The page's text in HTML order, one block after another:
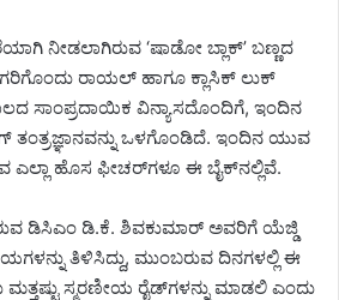
ನೀಡಲಾಗಿರುವ ‘ಷಾಡೋ ಬ್ಲಾಕ್’ ಬಣ್ಣದ
ರಾಯಲ್ ಹಾಗೂ ಕ್ಲಾಸಿಕ್ ಲುಕ್
ಸಾಂಪ್ರದಾಯಿಕ ವಿನ್ಯಾಸದೊಂದಿಗೆ, ಇಂದಿನ
ಒಳಗೊಂಡಿದೆ. ಇಂದಿನ ಯುವ
ಎಲ್ಲಾ ಹೊಸ ಫೀಚರ್‌ಗಳೂ ಈ ಬೈಕ್‌ನಲ್ಲಿವೆ.
ಡಿಸಿಎಂ ಡಿ.ಕೆ. ಶಿವಕುಮಾರ್‌ ಅವರಿಗೆ ಯೆಜ್ಡಿ
ತಿಳಿಸಿದ್ದು, ಮುಂಬರುವ ದಿನಗಳಲ್ಲಿ ಈ
ಸ್ಮರಣೀಯ ರೈಡ್‌ಗಳನ್ನು ಮಾಡಲಿ ಎಂದು